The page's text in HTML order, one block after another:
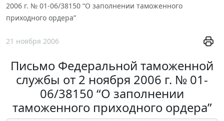
2006 г. № 01-06/38150 “О заполнении таможенного
приходного ордера”
21 ноября 2006
Письмо Федеральной таможенной
службы от 2 ноября 2006 г. № 01-
06/38150 “О заполнении
таможенного приходного ордера”